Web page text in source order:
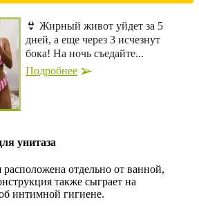
👙 Жирный живот уйдет за 5
дней, а еще через 3 исчезнут
бока! На ночь съедайте...
Подробнее
унитаза
отдельно от ванной,
также сыграет на
интимной гигиене.